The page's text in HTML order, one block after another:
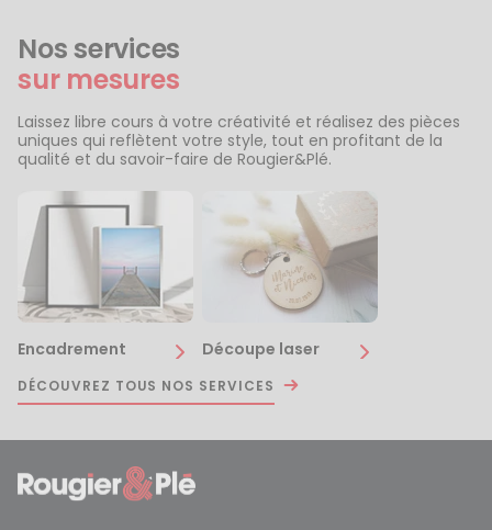
Nos services
sur mesures
Laissez libre cours à votre créativité et réalisez des pièces
uniques qui reflètent votre style, tout en profitant de la
qualité et du savoir-faire de Rougier&Plé.
Encadrement Découpe laser
DÉCOUVREZ TOUS NOS SERVICES